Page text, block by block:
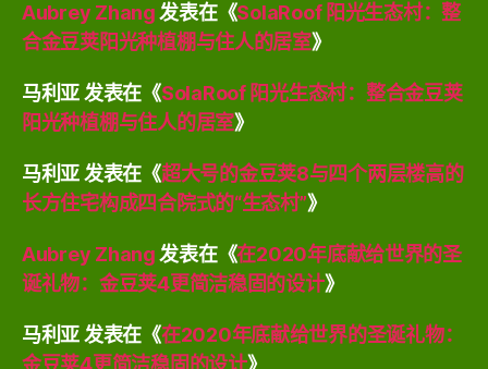
Aubrey Zhang发表在《SolaRoof 阳光生态村：整
合金豆荚阳光种植棚与住人的居室》
马利亚发表在《SolaRoof 阳光生态村：整合金豆荚
阳光种植棚与住人的居室》
马利亚发表在《超大号的金豆荚8与四个两层楼高的
长方住宅构成四合院式的“生态村”》
Aubrey Zhang发表在《在2020年底献给世界的圣
诞礼物：金豆荚4更简洁稳固的设计》
马利亚发表在《在2020年底献给世界的圣诞礼物：
金豆荚4更简洁稳固的设计》